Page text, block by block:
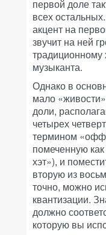
первой доле
всех
акцент на
звучит на ней
традиционному
музыканта.
Однако в
мало
доли,
четырех
термином
помеченную
хэт»), и
вторую из
точно, можно
квантизации.
должно
которую вы